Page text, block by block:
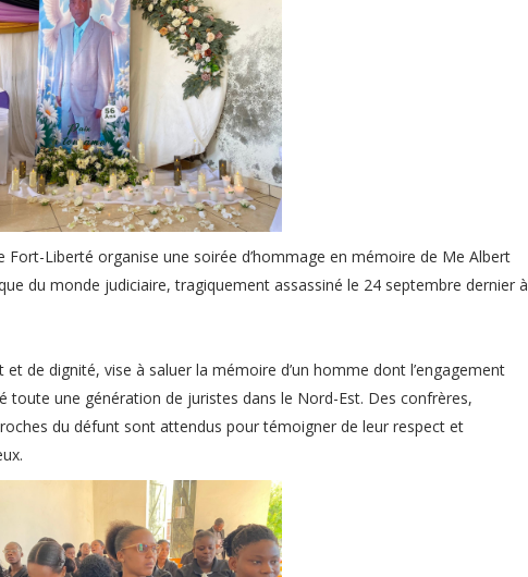
Liberté organise une soirée d’hommage en mémoire de Me Albert
du monde judiciaire, tragiquement assassiné le 24 septembre dernier à
de dignité, vise à saluer la mémoire d’un homme dont l’engagement
toute une génération de juristes dans le Nord-Est. Des confrères,
du défunt sont attendus pour témoigner de leur respect et